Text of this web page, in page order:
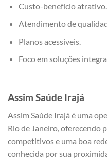
Custo-benefício atrativo.
Atendimento de
Planos acessíveis.
Foco em soluções
Assim Saúde Irajá
Assim Saúde Irajá é uma
Rio de Janeiro, oferecendo
competitivos e uma boa
conhecida por sua